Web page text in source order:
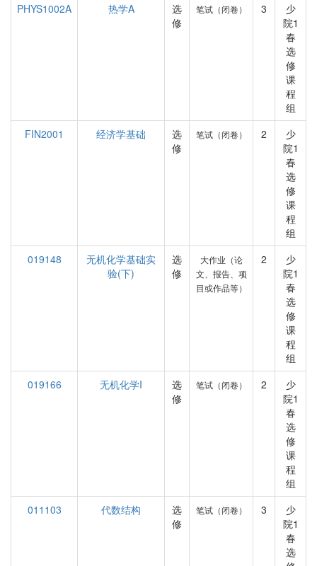
PHYS1002A
热学A
选
修
笔试（闭卷） 3
少
院1
春
选
修
课
程
组
FIN2001
经济学基础
选
修
笔试（闭卷） 2
少
院1
春
选
修
课
程
组
019148
无机化学基础实
验(下)
选
修
大作业（论
文、报告、项
目或作品等）
2
少
院1
春
选
修
课
程
组
019166
无机化学I
选
修
笔试（闭卷） 2
少
院1
春
选
修
课
程
组
011103
代数结构
选
修
笔试（闭卷） 3
少
院1
春
选